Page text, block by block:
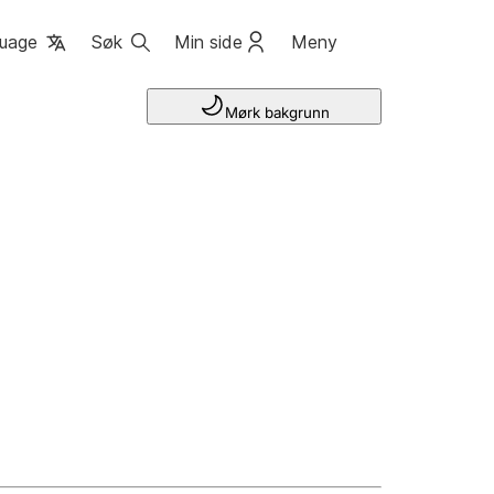
Søk Min side Meny
Mørk bakgrunn